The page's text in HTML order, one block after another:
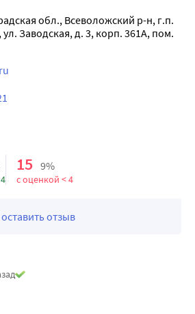
обл., Всеволожский р-н, г.п.
Заводская, д. 3, корп. 361А, пом.
15 9%
с оценкой < 4
отзыв